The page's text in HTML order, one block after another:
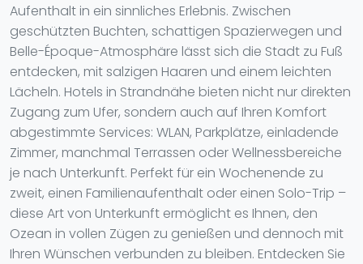
Aufenthalt in ein sinnliches Erlebnis. Zwischen
geschützten Buchten, schattigen Spazierwegen und
Belle-Époque-Atmosphäre lässt sich die Stadt zu Fuß
entdecken, mit salzigen Haaren und einem leichten
Lächeln. Hotels in Strandnähe bieten nicht nur direkten
Zugang zum Ufer, sondern auch auf Ihren Komfort
abgestimmte Services: WLAN, Parkplätze, einladende
Zimmer, manchmal Terrassen oder Wellnessbereiche
je nach Unterkunft. Perfekt für ein Wochenende zu
zweit, einen Familienaufenthalt oder einen Solo-Trip –
diese Art von Unterkunft ermöglicht es Ihnen, den
Ozean in vollen Zügen zu genießen und dennoch mit
Ihren Wünschen verbunden zu bleiben. Entdecken Sie